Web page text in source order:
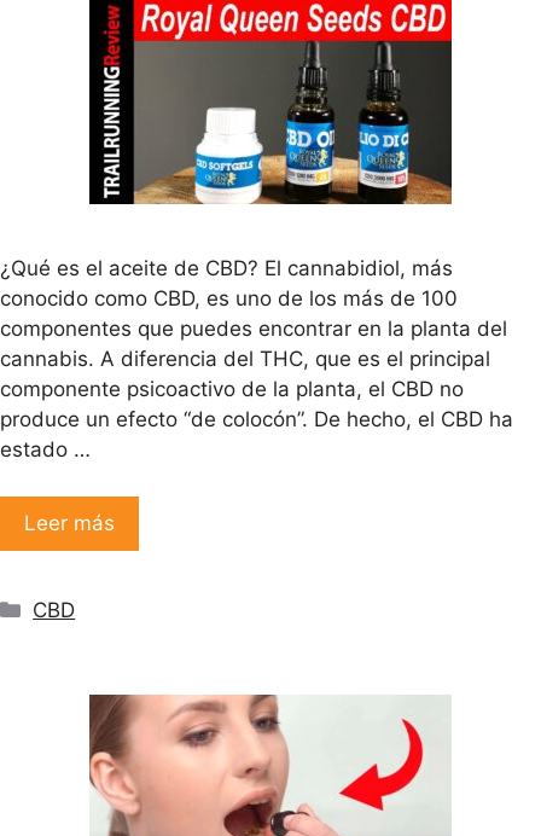
¿Qué es el aceite de CBD? El cannabidiol, más
conocido como CBD, es uno de los más de 100
componentes que puedes encontrar en la planta del
cannabis. A diferencia del THC, que es el principal
componente psicoactivo de la planta, el CBD no
produce un efecto “de colocón”. De hecho, el CBD ha
estado …
Leer más
Categorías
CBD